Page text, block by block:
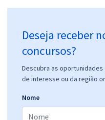
Deseja receber
concursos?
Descubra as
de interesse ou da região
Nome